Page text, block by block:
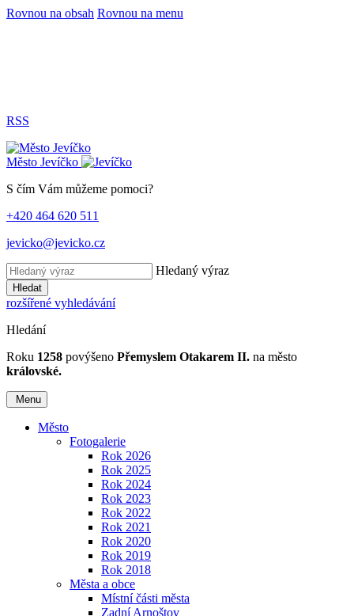
Rovnou na obsah Rovnou na menu
RSS
Město Jevíčko
S čím Vám můžeme pomoci?
+420 464 620 511
jevicko@jevicko.cz
Hledaný výraz
Hledat
rozšířené vyhledávání
Hledání
Roku 1258 povýšeno Přemyslem Otakarem II. na město
královské.
Menu
Město
Fotogalerie
Rok 2026
Rok 2025
Rok 2024
Rok 2023
Rok 2022
Rok 2021
Rok 2020
Rok 2019
Rok 2018
Města a obce
Místní části města
Zadní Arnoštov